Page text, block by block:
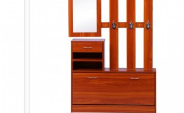
aperçu Favori comparer